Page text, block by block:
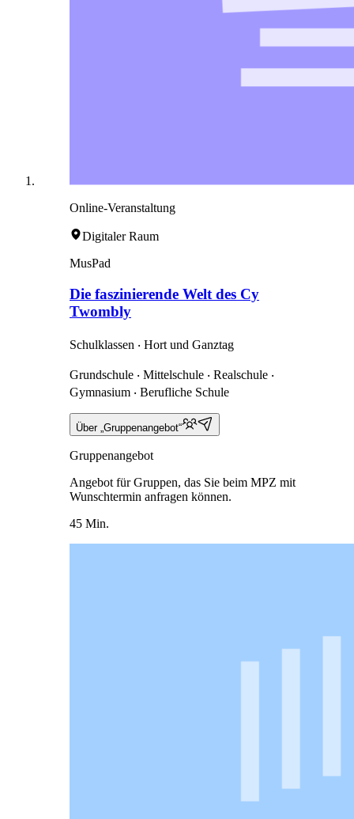
Online-Veranstaltung
Digitaler Raum
MusPad
Die faszinierende Welt des Cy
Twombly
Schulklassen ‧ Hort und Ganztag
Grundschule ‧ Mittelschule ‧ Realschule ‧
Gymnasium ‧ Berufliche Schule
Über „Gruppenangebot“
Gruppenangebot
Angebot für Gruppen, das Sie beim MPZ mit
Wunschtermin anfragen können.
45 Min.